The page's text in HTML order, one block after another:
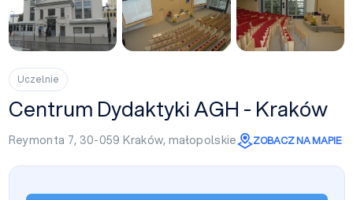
Uczelnie
Centrum Dydaktyki AGH - Kraków
Reymonta 7, 30-059Kraków, małopolskie ZOBACZ NA MAPIE